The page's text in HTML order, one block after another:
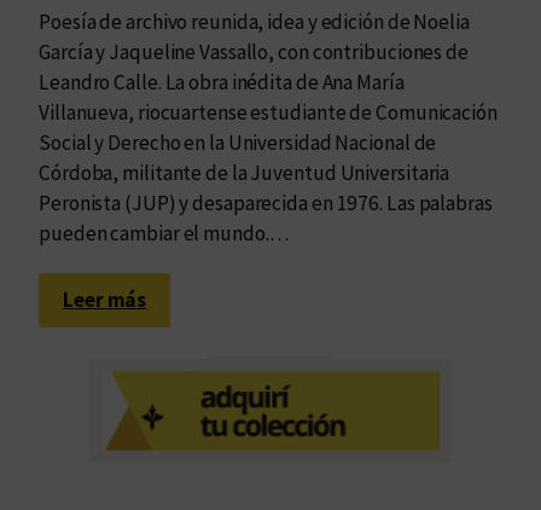
Poesía de archivo reunida, idea y edición de Noelia
García y Jaqueline Vassallo, con contribuciones de
Leandro Calle. La obra inédita de Ana María
Villanueva, riocuartense estudiante de Comunicación
Social y Derecho en la Universidad Nacional de
Córdoba, militante de la Juventud Universitaria
Peronista (JUP) y desaparecida en 1976. Las palabras
pueden cambiar el mundo.…
Leer más:
I
e
r